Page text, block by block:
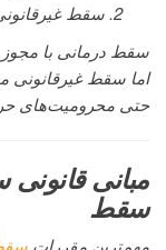
سقط
سقط درمانی با
اما سقط غیرقانونی
حتی محرومیت‌های
مبانی
سقط
مهم‌ترین مقررات